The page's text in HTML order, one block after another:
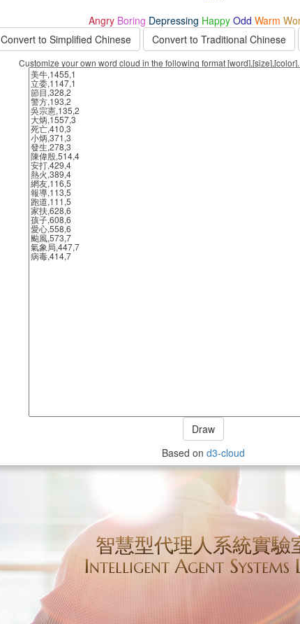
Angry Boring Depressing Happy Odd Warm
Convert to Simplified Chinese Convert to Traditional Chinese
Customize your own word cloud in the following format
Draw
Based on d3-cloud
智慧型代理人系統實驗
Intelligent Agent Systems